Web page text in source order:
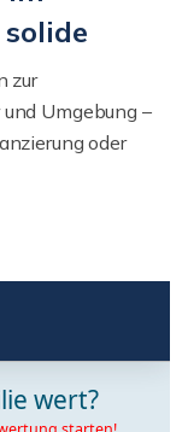
zur
Umgebung –
oder